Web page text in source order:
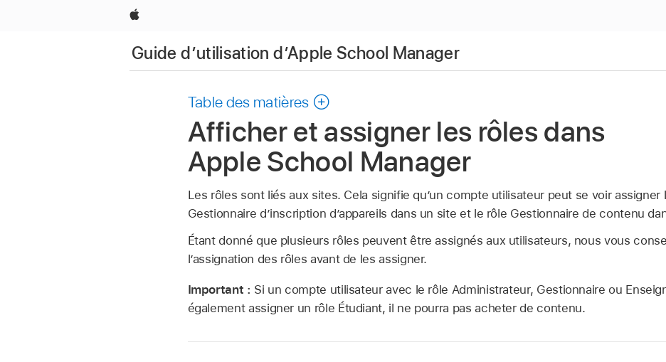
Apple
Guide d’utilisation d’Apple School Manager
Table des matières
Afficher et assigner les rôles dans
Apple School Manager
Les rôles sont liés aux sites. Cela signifie qu’un compte utilisateur peut se voir assigner
Gestionnaire d’inscription d’appareils dans un site et le rôle Gestionnaire de contenu
Étant donné que plusieurs rôles peuvent être assignés aux utilisateurs, nous vous
l’assignation des rôles avant de les assigner.
Important : Si un compte utilisateur avec le rôle Administrateur, Gestionnaire ou
également assigner un rôle Étudiant, il ne pourra pas acheter de contenu.